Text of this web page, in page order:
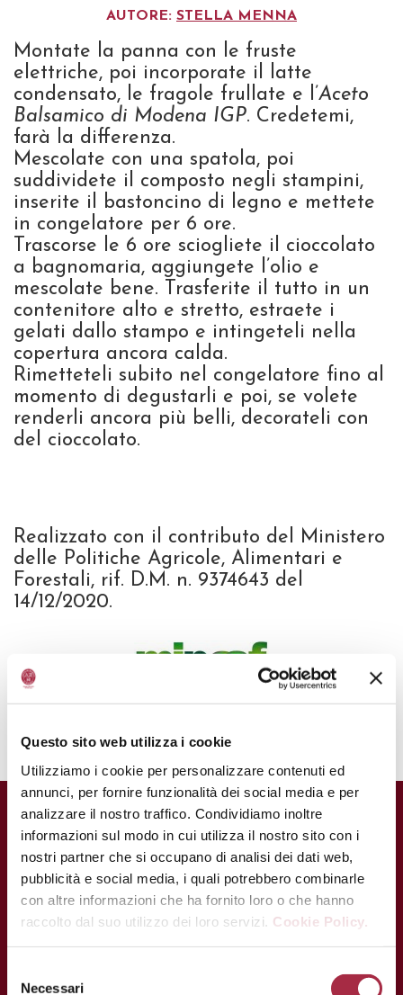
Questo sito web utilizza i cookie
Utilizziamo i cookie per personalizzare contenuti ed
annunci, per fornire funzionalità dei social media e per
analizzare il nostro traffico. Condividiamo inoltre
informazioni sul modo in cui utilizza il nostro sito con i
nostri partner che si occupano di analisi dei dati web,
pubblicità e social media, i quali potrebbero combinarle
con altre informazioni che ha fornito loro o che hanno
raccolto dal suo utilizzo dei loro servizi. Cookie Policy.
Necessari
AUTORE: STELLA MENNA
Montate la panna con le fruste
elettriche, poi incorporate il latte
condensato, le fragole frullate e l’Aceto
Balsamico di Modena IGP. Credetemi,
farà la differenza.
Mescolate con una spatola, poi
suddividete il composto negli stampini,
inserite il bastoncino di legno e mettete
in congelatore per 6 ore.
Trascorse le 6 ore sciogliete il cioccolato
a bagnomaria, aggiungete l’olio e
mescolate bene. Trasferite il tutto in un
contenitore alto e stretto, estraete i
gelati dallo stampo e intingeteli nella
copertura ancora calda.
Rimetteteli subito nel congelatore fino al
momento di degustarli e poi, se volete
renderli ancora più belli, decorateli con
del cioccolato.
Realizzato con il contributo del Ministero
delle Politiche Agricole, Alimentari e
Forestali, rif. D.M. n. 9374643 del
14/12/2020.
CONTATTI
Via Ganaceto, 113 – 41121 Modena
Tel.: +39 059 208621